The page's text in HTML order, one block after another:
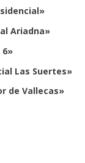
Ariadna»
6»
Las Suertes»
de Vallecas»